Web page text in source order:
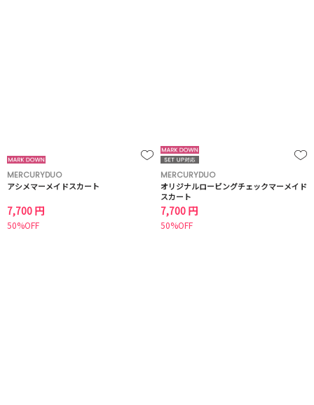
MERCURYDUO
アシメマーメイドスカート
7,700 円
50%OFF
MERCURYDUO
オリジナルロービングチェックマーメイド
スカート
7,700 円
50%OFF